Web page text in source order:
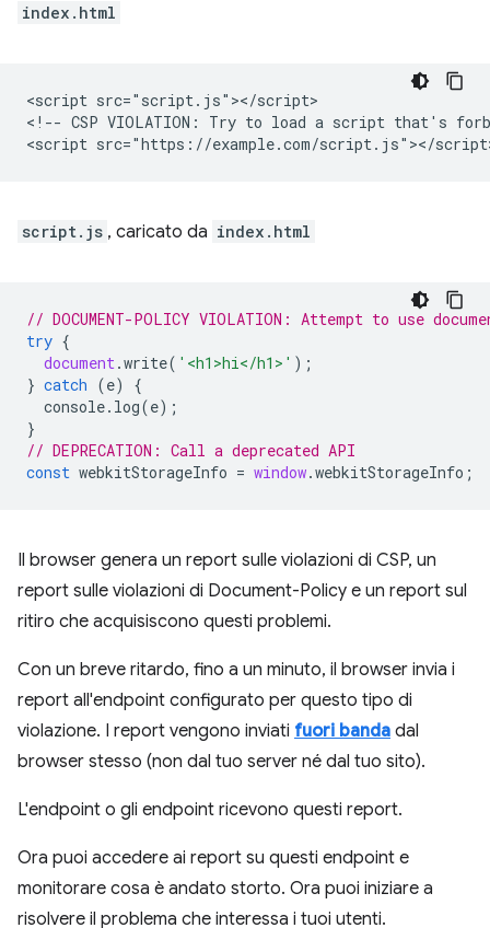
index.html
<script src="script.js"></script>
<!-- CSP VIOLATION: Try to load a script that's
script.js , caricato da index.html
// DOCUMENT-POLICY VIOLATION: Attempt to use
try {
document .write( '<h1>hi</h1>' );
} catch (e)
{
console. log(e);
}
// DEPRECATION: Call a deprecated API
const webkitStorageInfo = window.webkitStorageInfo ;
Il browser genera un report sulle violazioni di CSP, un
report sulle violazioni di Document-Policy e un report sul
ritiro che acquisiscono questi problemi.
Con un breve ritardo, fino a un minuto, il browser invia i
report all'endpoint configurato per questo tipo di
violazione. I report vengono inviati fuori banda dal
browser stesso (non dal tuo server né dal tuo sito).
L'endpoint o gli endpoint ricevono questi report.
Ora puoi accedere ai report su questi endpoint e
monitorare cosa è andato storto. Ora puoi iniziare a
risolvere il problema che interessa i tuoi utenti.